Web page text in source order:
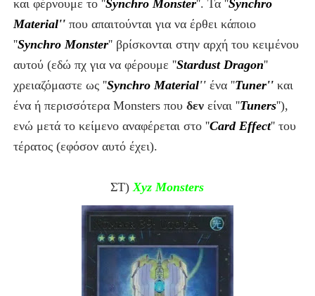
και φέρνουμε το ''Synchro Monster''. Τα ''Synchro
Material'' που απαιτούνται για να έρθει κάποιο
''Synchro Monster'' βρίσκονται στην αρχή του κειμένου
αυτού (εδώ πχ για να φέρουμε ''Stardust Dragon''
χρειαζόμαστε ως ''Synchro Material'' ένα ''Tuner'' και
ένα ή περισσότερα Monsters που δενείναι ''Tuners''),
ενώ μετά το κείμενο αναφέρεται στο ''Card Effect'' του
τέρατος (εφόσον αυτό έχει).
ΣΤ)Xyz Monsters